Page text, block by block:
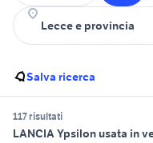
Salva ricerca
117 risultati
LANCIA Ypsilon usata in